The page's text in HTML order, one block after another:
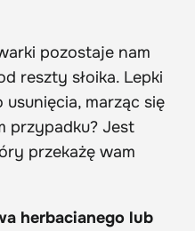
pozostaje nam
reszty słoika. Lepki
marząc się
przypadku? Jest
przekażę wam
herbacianego lub